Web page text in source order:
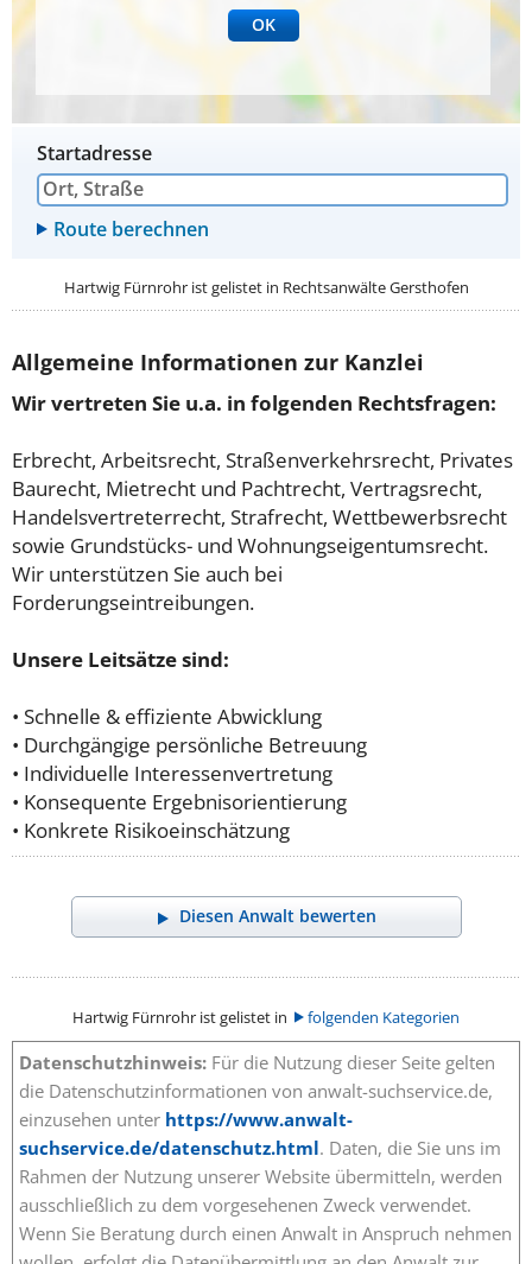
OK
Startadresse
Hartwig Fürnrohr ist gelistet in Rechtsanwälte Gersthofen
Allgemeine Informationen zur Kanzlei
Wir vertreten Sie u.a. in folgenden Rechtsfragen:
Erbrecht, Arbeitsrecht, Straßenverkehrsrecht, Privates
Baurecht, Mietrecht und Pachtrecht, Vertragsrecht,
Handelsvertreterrecht, Strafrecht, Wettbewerbsrecht
sowie Grundstücks- und Wohnungseigentumsrecht.
Wir unterstützen Sie auch bei
Forderungseintreibungen.
Unsere Leitsätze sind:
• Schnelle & effiziente Abwicklung
• Durchgängige persönliche Betreuung
• Individuelle Interessenvertretung
• Konsequente Ergebnisorientierung
• Konkrete Risikoeinschätzung
Diesen Anwalt bewerten
Hartwig Fürnrohr ist gelistet in folgenden Kategorien
Datenschutzhinweis: Für die Nutzung dieser Seite gelten
die Datenschutzinformationen von anwalt-suchservice.de,
einzusehen unter https://www.anwalt-
suchservice.de/datenschutz.html. Daten, die Sie uns im
Rahmen der Nutzung unserer Website übermitteln, werden
ausschließlich zu dem vorgesehenen Zweck verwendet.
Wenn Sie Beratung durch einen Anwalt in Anspruch nehmen